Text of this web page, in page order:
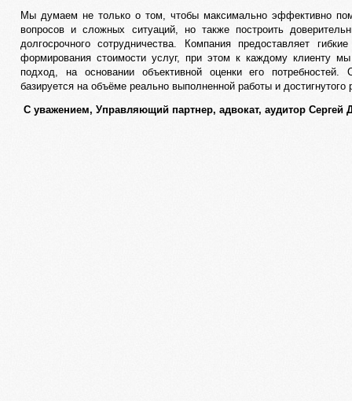
Мы думаем не только о том, чтобы максимально эффективно
вопросов и сложных ситуаций, но также построить
долгосрочного сотрудничества. Компания предоставляет
формирования стоимости услуг, при этом к каждому клиенту
подход, на основании объективной оценки его потребностей.
базируется на объёме реально выполненной работы и достигнутого
С уважением, Управляющий партнер, адвокат, аудитор Сергей